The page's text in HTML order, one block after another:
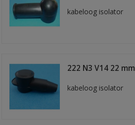
kabeloog isolator
222 N3 V14 22 mm
kabeloog isolator